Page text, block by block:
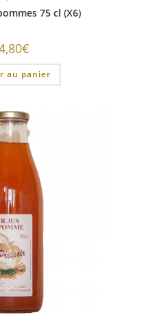
75 cl (X6)
€
au panier